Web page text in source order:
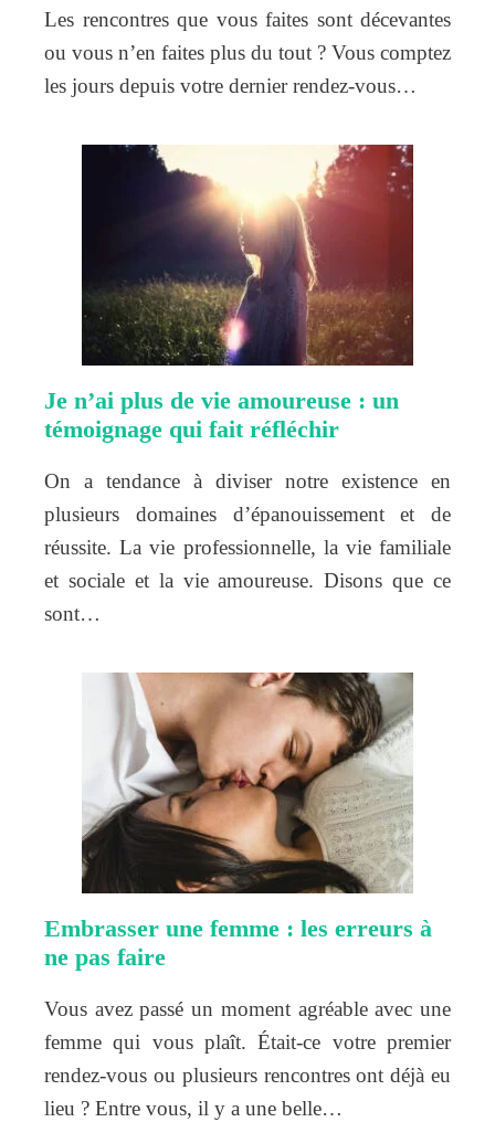
Les rencontres que vous faites sont décevantes
ou vous n’en faites plus du tout ? Vous comptez
les jours depuis votre dernier rendez-vous…
Je n’ai plus de vie amoureuse : un
témoignage qui fait réfléchir
On a tendance à diviser notre existence en
plusieurs domaines d’épanouissement et de
réussite. La vie professionnelle, la vie familiale
et sociale et la vie amoureuse. Disons que ce
sont…
Embrasser une femme : les erreurs à
ne pas faire
Vous avez passé un moment agréable avec une
femme qui vous plaît. Était-ce votre premier
rendez-vous ou plusieurs rencontres ont déjà eu
lieu ? Entre vous, il y a une belle…